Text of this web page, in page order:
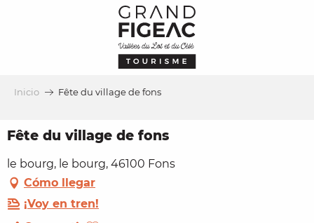
Inicio Fête du village de fons
Fête du village de fons
le bourg, le bourg, 46100 Fons
Cómo llegar
¡Voy en tren!